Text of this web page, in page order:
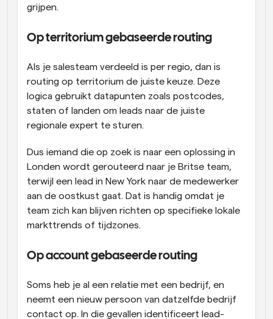
grijpen.
Op territorium gebaseerde routing
Als je salesteam verdeeld is per regio, dan is
routing op territorium de juiste keuze. Deze
logica gebruikt datapunten zoals postcodes,
staten of landen om leads naar de juiste
regionale expert te sturen.
Dus iemand die op zoek is naar een oplossing in
Londen wordt gerouteerd naar je Britse team,
terwijl een lead in New York naar de medewerker
aan de oostkust gaat. Dat is handig omdat je
team zich kan blijven richten op specifieke lokale
markttrends of tijdzones.
Op account gebaseerde routing
Soms heb je al een relatie met een bedrijf, en
neemt een nieuw persoon van datzelfde bedrijf
contact op. In die gevallen identificeert lead-